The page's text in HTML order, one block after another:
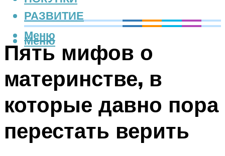
РАЗВИТИЕ
Меню
Меню
Пять мифов о
материнстве, в
которые давно пора
перестать верить